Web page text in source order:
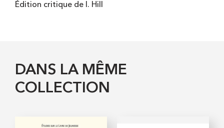
Édition critique de I. Hill
DANS LA MÊME
COLLECTION